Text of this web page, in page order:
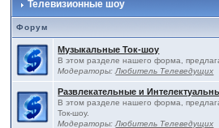
Телевизионные шоу
Форум
Музыкальные Ток-шоу
В этом разделе нашего форма,
Модераторы:Любитель Телеведущих
Развлекательные и
В этом разделе нашего форма,
Ток-шоу.
Модераторы:Любитель Телеведущих